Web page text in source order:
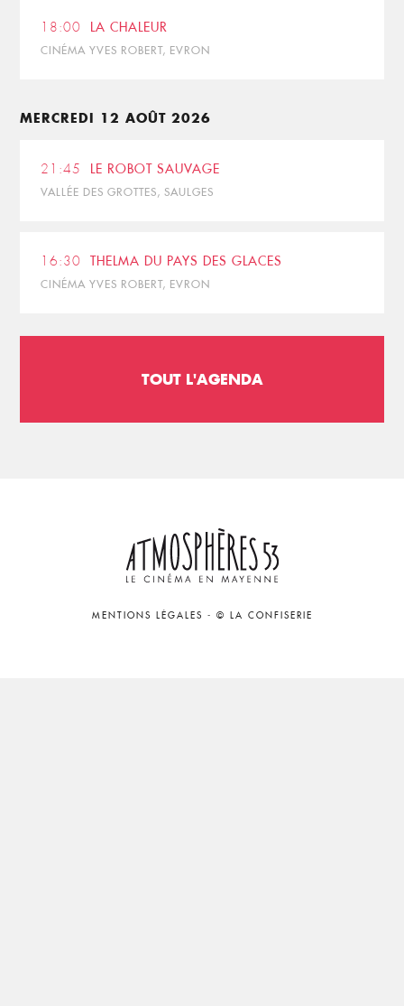
18:00 LA CHALEUR
CINÉMA YVES ROBERT, EVRON
MERCREDI 12 AOÛT 2026
21:45 LE ROBOT SAUVAGE
VALLÉE DES GROTTES, SAULGES
16:30 THELMA DU PAYS DES GLACES
CINÉMA YVES ROBERT, EVRON
TOUT L'AGENDA
MENTIONS LÉGALES - © LA CONFISERIE